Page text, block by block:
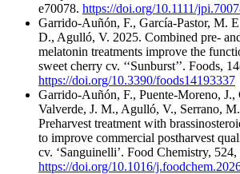
e70078. https://doi.org/10.1111/
Garrido-Auñón, F., García-Pastor, M.
D., Agulló, V. 2025. Combined pre-
melatonin treatments improve the
sweet cherry cv. ‘‘Sunburst’’. Foods,
https://doi.org/10.3390/foods14193337
Garrido-Auñón, F., Puente-Moreno, J.,
Valverde, J. M., Agulló, V., Serrano,
Preharvest treatment with
to improve commercial postharvest
cv. ‘Sanguinelli’. Food Chemistry,
https://doi.org/10.1016/